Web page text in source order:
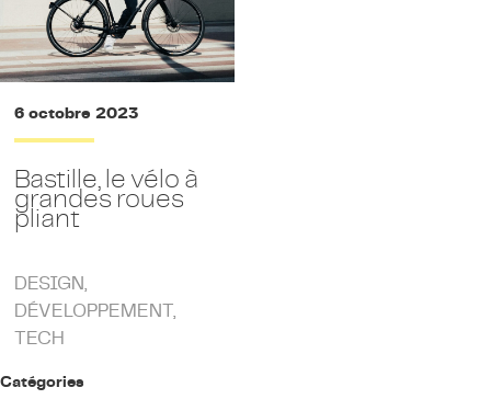
6 octobre 2023
Bastille, le vélo à
grandes roues
pliant
DESIGN,
DÉVELOPPEMENT,
TECH
Catégories